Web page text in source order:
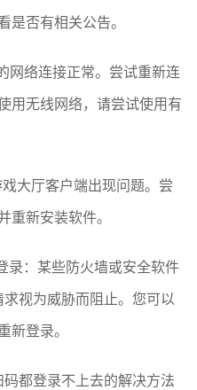
是否有相关公告。
网络连接正常。尝试重新连
用无线网络，请尝试使用有
大厅客户端出现问题。尝
重新安装软件。
录：某些防火墙或安全软件
视为威胁而阻止。您可以
新登录。
都登录不上去的解决方法